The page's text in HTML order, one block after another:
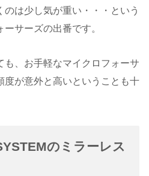
は少し気が重い・・・という
サーズの出番です。
も、お手軽なマイクロフォーサ
度が意外と高いということも十
のミラーレス